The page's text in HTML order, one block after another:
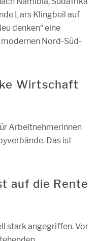
Lars Klingbeil auf
denken“ eine
Nord-Süd-
Wirtschaft
Arbeitnehmerinnen
Das ist
auf die Rente
stark angegriffen. Vor